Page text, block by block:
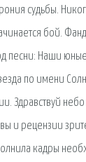
судьбы.
бой.
песни: Наши
по имени
Здравствуй
и рецензии
кадры